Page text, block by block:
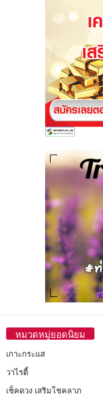
หมวดหมู่ยอดนิยม
เกาะกระแส
วาไรตี้
เช็คดวง เสริมโชคลาภ